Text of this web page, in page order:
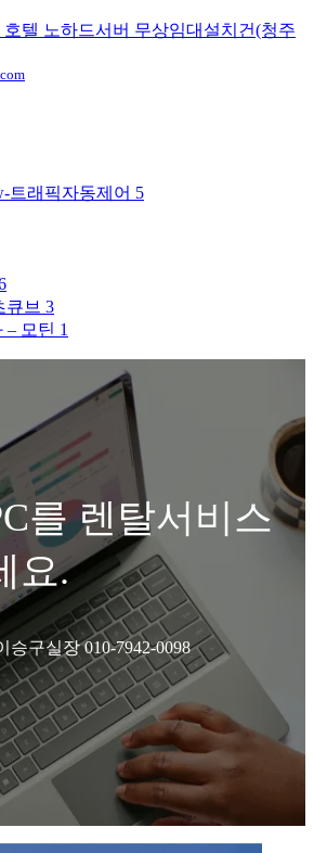
호텔 노하드서버 무상임대설치건(청주
트래픽자동제어 5
큐브 3
– 모틴 1
를 렌탈서비스
요.
승구실장 010-7942-0098